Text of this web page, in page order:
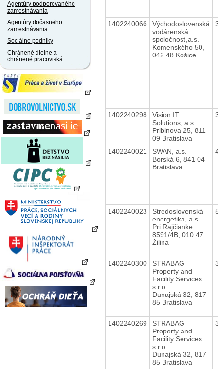
Agentúry podporovaného
zamestnávania
Agentúry dočasného
zamestnávania
Sociálne podniky
Chránené dielne a
chránené pracoviská
1402240066
Východoslovenská
vodárenská
spoločnosť,a.s.
Komenského 50,
042 48 Košice
1402240298
Vision IT
Solutions, a.s.
Pribinova 25, 811
09 Bratislava
1402240021
SWAN, a.s.
Borská 6, 841 04
Bratislava
1402240023
Stredoslovenská
energetika, a.s.
Pri Rajčianke
8591/4B, 010 47
Žilina
1402240300
STRABAG
Property and
Facility Services
s.r.o.
Dunajská 32, 817
85 Bratislava
1402240269
STRABAG
Property and
Facility Services
s.r.o.
Dunajská 32, 817
85 Bratislava